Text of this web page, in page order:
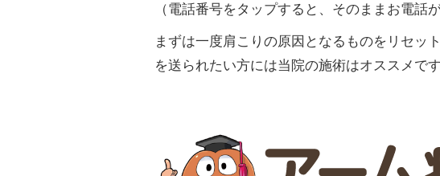
（電話番号をタップすると、そのままお電話
まずは一度肩こりの原因となるものをリセッ
を送られたい方には当院の施術はオススメで